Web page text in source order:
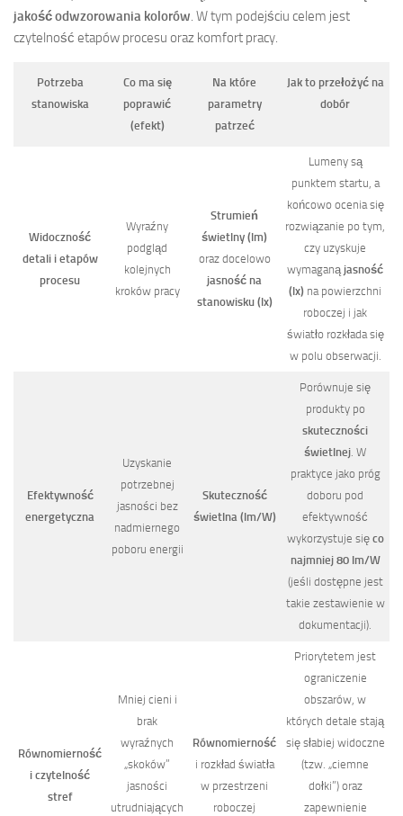
jakość odwzorowania kolorów. W tym podejściu celem jest
czytelność etapów procesu oraz komfort pracy.
Potrzeba
stanowiska
Co ma się
poprawić
(efekt)
Na które
parametry
patrzeć
Jak to przełożyć na
dobór
Widoczność
detali i etapów
procesu
Wyraźny
podgląd
kolejnych
kroków pracy
Strumień
świetlny (lm)
oraz docelowo
jasność na
stanowisku (lx)
Lumeny są
punktem startu, a
końcowo ocenia się
rozwiązanie po tym,
czy uzyskuje
wymaganą jasność
(lx) na powierzchni
roboczej i jak
światło rozkłada się
w polu obserwacji.
Efektywność
energetyczna
Uzyskanie
potrzebnej
jasności bez
nadmiernego
poboru energii
Skuteczność
świetlna (lm/W)
Porównuje się
produkty po
skuteczności
świetlnej. W
praktyce jako próg
doboru pod
efektywność
wykorzystuje się co
najmniej 80 lm/W
(jeśli dostępne jest
takie zestawienie w
dokumentacji).
Równomierność
i czytelność
stref
Mniej cieni i
brak
wyraźnych
„skoków”
jasności
utrudniających
Równomierność
i rozkład światła
w przestrzeni
roboczej
Priorytetem jest
ograniczenie
obszarów, w
których detale stają
się słabiej widoczne
(tzw. „ciemne
dołki”) oraz
zapewnienie